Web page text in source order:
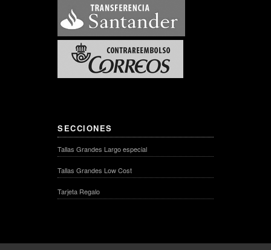
SECCIONES
Tallas Grandes Largo especial
Tallas Grandes Low Cost
Tarjeta Regalo